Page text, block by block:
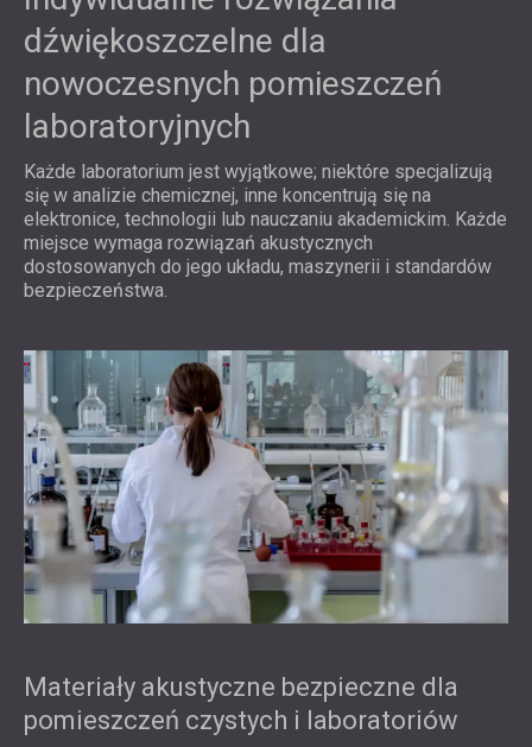
dźwiękoszczelne dla
nowoczesnych pomieszczeń
laboratoryjnych
Każde laboratorium jest wyjątkowe; niektóre specjalizują
się w analizie chemicznej, inne koncentrują się na
elektronice, technologii lub nauczaniu akademickim. Każde
miejsce wymaga rozwiązań akustycznych
dostosowanych do jego układu, maszynerii i standardów
bezpieczeństwa.
Materiały akustyczne bezpieczne dla
pomieszczeń czystych i laboratoriów